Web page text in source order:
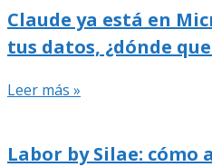
Claude ya está en
tus datos, ¿dónde
Leer más »
Labor by Silae: